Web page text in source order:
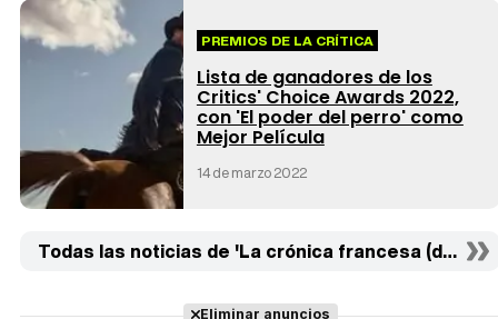
PREMIOS DE LA CRÍTICA
Lista de ganadores de los
Critics' Choice Awards 2022,
con 'El poder del perro' como
Mejor Película
14 de marzo 2022
Todas las noticias de 'La crónica francesa (del
Eliminar anuncios